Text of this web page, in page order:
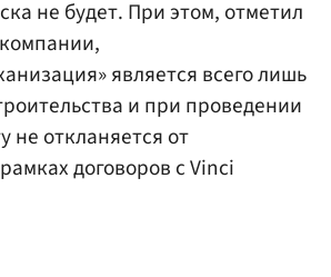
не будет. При этом, отметил
является всего лишь
и при проведении
не откланяется от
договоров с Vinci